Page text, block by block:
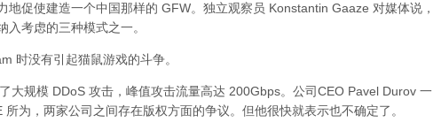
地促使建造一个中国那样的 GFW。独立观察员 Konstantin Gaaze 对媒体说，
考虑的三种模式之一。
时没有引起猫鼠游戏的斗争。
大规模 DDoS 攻击，峰值攻击流量高达 200Gbps。公司CEO Pavel Durov 一
为，两家公司之间存在版权方面的争议。但他很快就表示也不确定了。